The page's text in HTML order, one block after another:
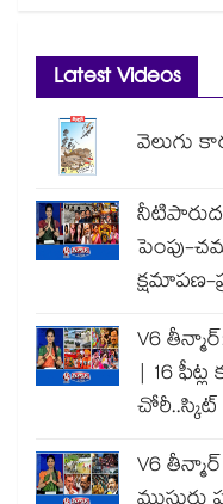
Latest Videos
వెలుగు
పెంపు-
క్షమాపణ-
V6
| 16
చోరీ..స్కిట్
V6